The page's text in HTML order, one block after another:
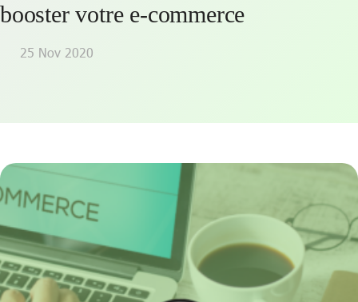
booster votre e-commerce
25 Nov 2020